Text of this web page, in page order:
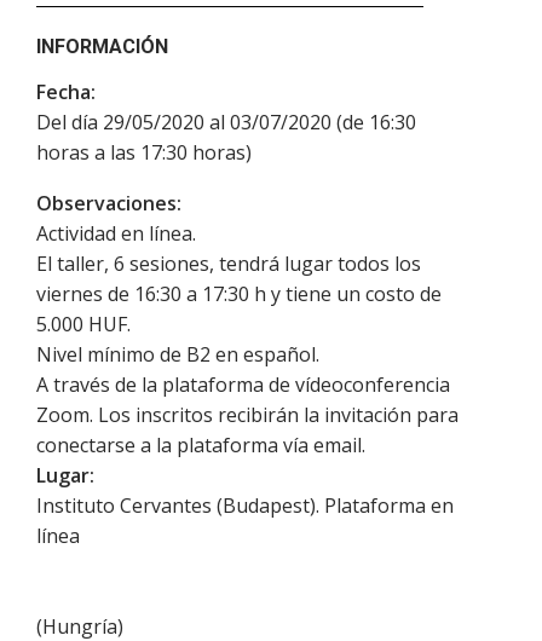
INFORMACIÓN
Fecha:
Del día 29/05/2020 al 03/07/2020 (de 16:30
horas a las 17:30 horas)
Observaciones:
Actividad en línea.
El taller, 6 sesiones, tendrá lugar todos los
viernes de 16:30 a 17:30 h y tiene un costo de
5.000 HUF.
Nivel mínimo de B2 en español.
A través de la plataforma de vídeoconferencia
Zoom. Los inscritos recibirán la invitación para
conectarse a la plataforma vía email.
Lugar:
Instituto Cervantes (Budapest). Plataforma en
línea
(Hungría)